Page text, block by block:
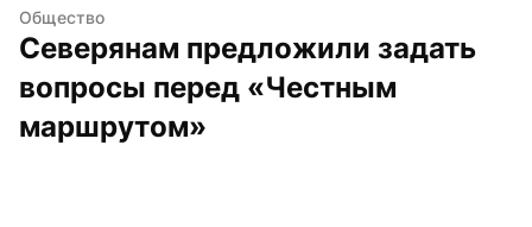
Общество
Северянам предложили задать
вопросы перед «Честным
маршрутом»